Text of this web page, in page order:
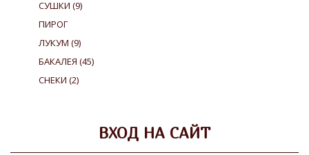
СУШКИ (9)
ПИРОГ
ЛУКУМ (9)
БАКАЛЕЯ (45)
СНЕКИ (2)
ВХОД НА САЙТ